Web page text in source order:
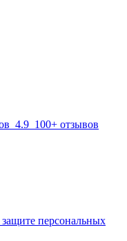
4.9 100+ отзывов
персональных